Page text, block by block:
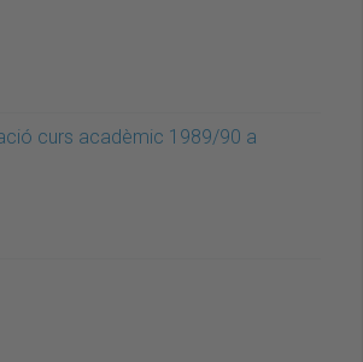
curs acadèmic 1989/90 a